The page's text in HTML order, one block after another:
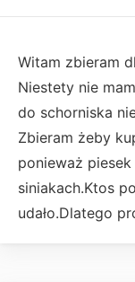
Witam zbieram
Niestety nie
do schorniska
Zbieram żeby
ponieważ piesek
siniakach.Ktos
udało.Dlatego